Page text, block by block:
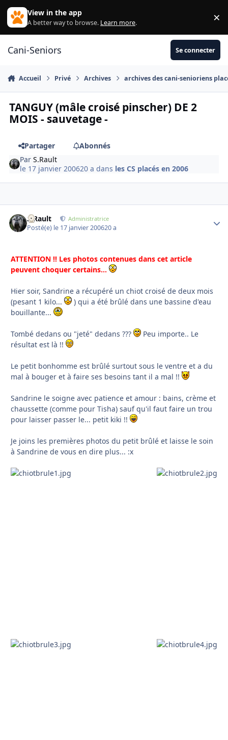
Aller au contenu
View in the app
A better way to browse. Learn more. ×
Cani-Seniors Se connecter
Accueil Privé Archives archives des cani-senioriens
TANGUY (mâle croisé pinscher) DE 2
MOIS - sauvetage -
Partager
Abonnés
ParS.Rault
le 17 janvier 200620 a dans les CS placés en 2006
S.Rault Administratrice
Posté(e) le 17 janvier 200620 a
ATTENTION !! Les photos contenues dans cet article
peuvent choquer certains...
Hier soir, Sandrine a récupéré un chiot croisé de deux mois
(pesant 1 kilo...
) qui a été brûlé dans une bassine d'eau
bouillante...
Tombé dedans ou "jeté" dedans ???
Peu importe.. Le
résultat est là !!
Le petit bonhomme est brûlé surtout sous le ventre et a du
mal à bouger et à faire ses besoins tant il a mal !!
Sandrine le soigne avec patience et amour : bains, crème et
chaussette (comme pour Tisha) sauf qu'il faut faire un trou
pour laisser passer le... petit kiki !!
Je joins les premières photos du petit brûlé et laisse le soin
à Sandrine de vous en dire plus... :x